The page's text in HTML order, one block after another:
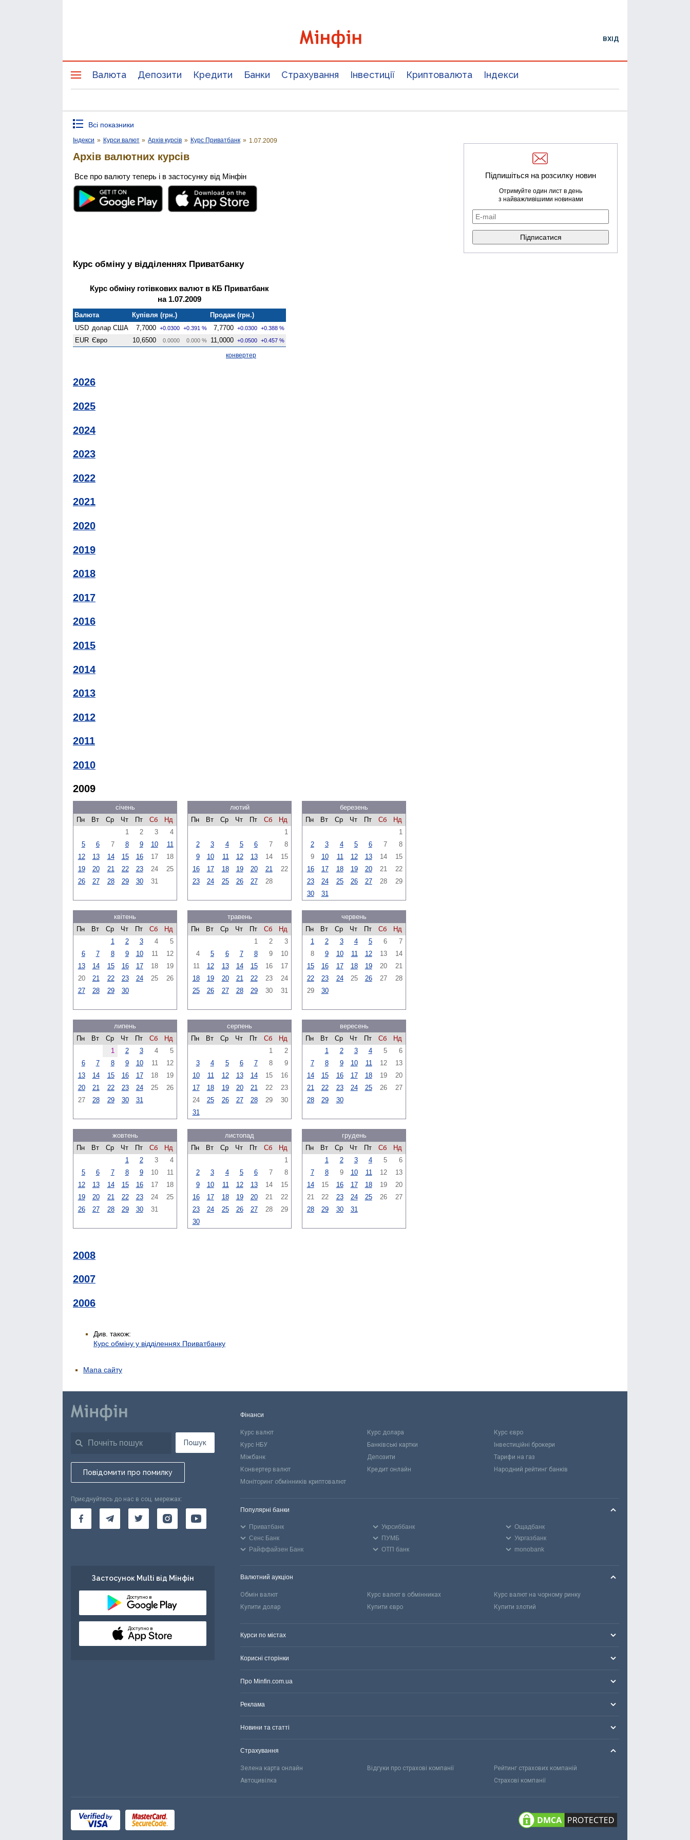
ВХІД
Валюта Депозити Кредити Банки Страхування Інвестиції Криптовалюта Індекси
Всі показники
Індекси » Курси валют » Архів курсів » Курс Приватбанк » 1.07.2009
Архів валютних курсів
Все про валюту теперь і в застосунку від Мінфін
Курс обміну у відділеннях Приватбанку
Курс обміну готівкових валют в КБ Приватбанк
на 1.07.2009
Валюта Купівля (грн.)
Продаж (грн.)
USD долар США 7,7000 +0.0300 +0.391 % 7,7700 +0.0300 +0.388 %
EUR Євро 10,6500 0.0000 0.000 % 11,0000 +0.0500 +0.457 %
конвертер
2026
2025
2024
2023
2022
2021
2020
2019
2018
2017
2016
2015
2014
2013
2012
2011
2010
2009
січень
Пн
Вт Ср Чт Пт Сб
Нд
1
2 3
4
5
6 7 8 9 10
11
12
13 14 15 16 17
18
19
20 21 22 23 24
25
26
27 28 29 30 31
лютий
Пн
Вт Ср Чт Пт Сб
Нд
1
2
3 4 5 6 7
8
9
10 11 12 13 14
15
16
17 18 19 20 21
22
23
24 25 26 27 28
березень
Пн
Вт Ср Чт Пт Сб
Нд
1
2
3 4 5 6 7
8
9
10 11 12 13 14
15
16
17 18 19 20 21
22
23
24 25 26 27 28
29
30
31
квітень
Пн
Вт Ср Чт Пт Сб
Нд
1
2 3 4
5
6
7 8 9 10 11
12
13
14 15 16 17 18
19
20
21 22 23 24 25
26
27
28 29 30
травень
Пн
Вт Ср Чт Пт Сб
Нд
1
2
3
4
5 6 7 8 9
10
11
12 13 14 15 16
17
18
19 20 21 22 23
24
25
26 27 28 29 30 31
червень
Пн
Вт Ср Чт Пт Сб
Нд
1
2 3 4 5 6
7
8
9 10 11 12 13
14
15
16 17 18 19 20
21
22
23 24 25 26 27
28
29
30
липень
Пн
Вт Ср Чт Пт Сб
Нд
1
2 3 4
5
6
7 8 9 10 11
12
13
14 15 16 17 18
19
20
21 22 23 24 25
26
27
28 29 30 31
серпень
Пн
Вт Ср Чт Пт Сб
Нд
1
2
3
4 5 6 7 8
9
10
11 12 13 14 15
16
17
18 19 20 21 22
23
24
25 26 27 28 29
30
31
вересень
Пн
Вт Ср Чт Пт Сб
Нд
1
2 3 4 5
6
7
8 9 10 11 12
13
14
15 16 17 18 19
20
21
22 23 24 25 26
27
28
29 30
жовтень
Пн
Вт Ср Чт Пт Сб
Нд
1
2 3
4
5
6 7 8 9 10
11
12
13 14 15 16 17
18
19
20 21 22 23 24
25
26
27 28 29 30 31
листопад
Пн
Вт Ср Чт Пт Сб
Нд
1
2
3 4 5 6 7
8
9
10 11 12 13 14
15
16
17 18 19 20 21
22
23
24 25 26 27 28
29
30
грудень
Пн
Вт Ср Чт Пт Сб
Нд
1
2 3 4 5
6
7
8 9 10 11 12
13
14
15 16 17 18 19
20
21
22 23 24 25 26
27
28
29 30 31
2008
2007
2006
Див. також:
Курс обміну у відділеннях Приватбанку
Підпишіться на розсилку новин
Отримуйте один лист в день
з найважливішими новинами
Мапа сайту
Пошук
Повідомити про помилку
Приєднуйтесь до нас в соц. мережах:
Застосунок Multi від Мінфін
Доступно в
Доступно в
Фінанси
Курс валют Курс долара
Курс євро
Курс НБУ
Банківські картки
Інвестиційні брокери
Міжбанк
Депозити
Тарифи на газ
Конвертер валют
Кредит онлайн
Народний рейтинг банків
Моніторинг обмінників криптовалют
Популярні банки
Приватбанк Укрсиббанк
Ощадбанк
Сенс Банк
ПУМБ
Укргазбанк
Райффайзен Банк
ОТП банк monobank
Валютний аукціон
Обмін валют Курс валют в обмінниках
Курс валют на чорному ринку
Купити долар
Купити євро Купити злотий
Курси по містах
Корисні сторінки
Про Minfin.com.ua
Реклама
Новини та статті
Страхування
Зелена карта онлайн Відгуки про страхові компанії
Рейтинг страхових компаній
Автоцивілка
Страхові компанії